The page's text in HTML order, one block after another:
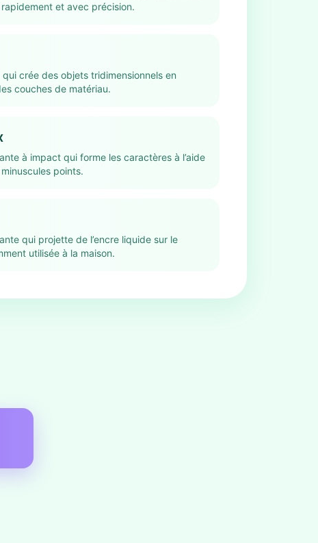
et avec précision.
qui crée des objets tridimensionnels en
couches de matériau.
à impact qui forme les caractères à l’aide
points.
qui projette de l’encre liquide sur le
utilisée à la maison.